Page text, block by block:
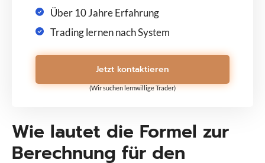
Über 10 Jahre Erfahrung
Trading lernen nach System
Jetzt kontaktieren
(Wir suchen lernwillige Trader)
Wie lautet die Formel zur
Berechnung für den